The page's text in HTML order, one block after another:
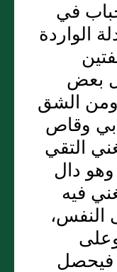
في
الواردة
بعض
ومن الشق
وقاص
التقي
دال
فيه
النفس،
فيحصل